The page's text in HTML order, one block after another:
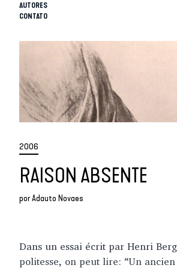
AUTORES
CONTATO
2006
RAISON ABSENTE
porAdauto Novaes
Dans un essai écrit par Henri
politesse, on peut lire: “Un